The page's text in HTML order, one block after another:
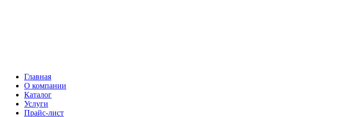
Главная
О компании
Каталог
Услуги
Прайс-лист